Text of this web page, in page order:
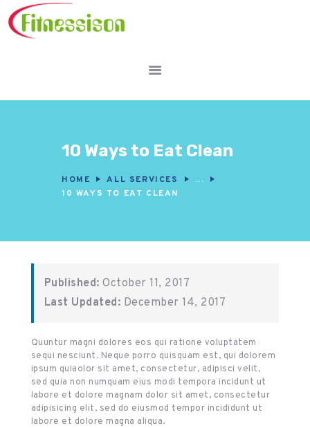
10 Ways to Eat Clean
HOME ALL SERVICES
...
10 WAYS TO EAT CLEAN
WELLNESS &
Published: October 11, 2017
Last Updated: December 14, 2017
Quuntur magni dolores eos qui ratione voluptatem
sequi nesciunt. Neque porro quisquam est, qui dolorem
ipsum quiaolor sit amet, consectetur, adipisci velit,
sed quia non numquam eius modi tempora incidunt ut
labore et dolore magnam dolor sit amet, consectetur
adipisicing elit, sed do eiusmod tempor incididunt ut
labore et dolore magna aliqua.